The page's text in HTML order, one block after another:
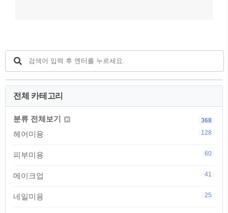
전체 카테고리
분류 전체보기 368
헤어미용 128
피부미용 60
메이크업 41
네일미용 25